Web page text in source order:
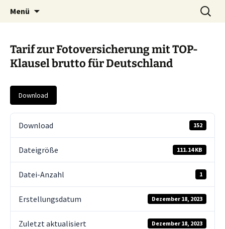
Menü
Suche
nach:
Tarif zur Fotoversicherung mit TOP-
Klausel brutto für Deutschland
Download
Download 152
Dateigröße 111.14 KB
Datei-Anzahl 1
Erstellungsdatum Dezember 18, 2023
Zuletzt aktualisiert Dezember 18, 2023